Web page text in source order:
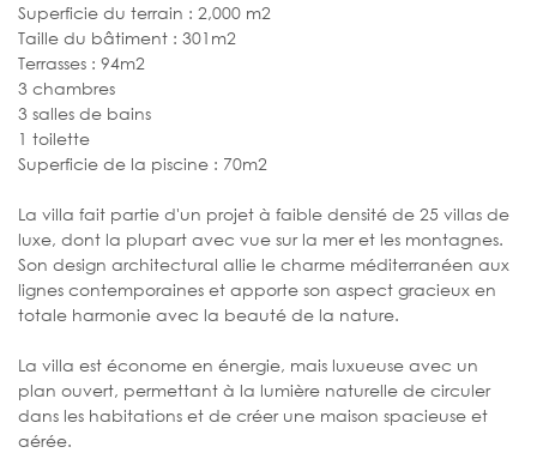
Superficie du terrain : 2,000 m2
Taille du bâtiment : 301m2
Terrasses : 94m2
3 chambres
3 salles de bains
1 toilette
Superficie de la piscine : 70m2
La villa fait partie d'un projet à faible densité de 25 villas de
luxe, dont la plupart avec vue sur la mer et les montagnes.
Son design architectural allie le charme méditerranéen aux
lignes contemporaines et apporte son aspect gracieux en
totale harmonie avec la beauté de la nature.
La villa est économe en énergie, mais luxueuse avec un
plan ouvert, permettant à la lumière naturelle de circuler
dans les habitations et de créer une maison spacieuse et
aérée.